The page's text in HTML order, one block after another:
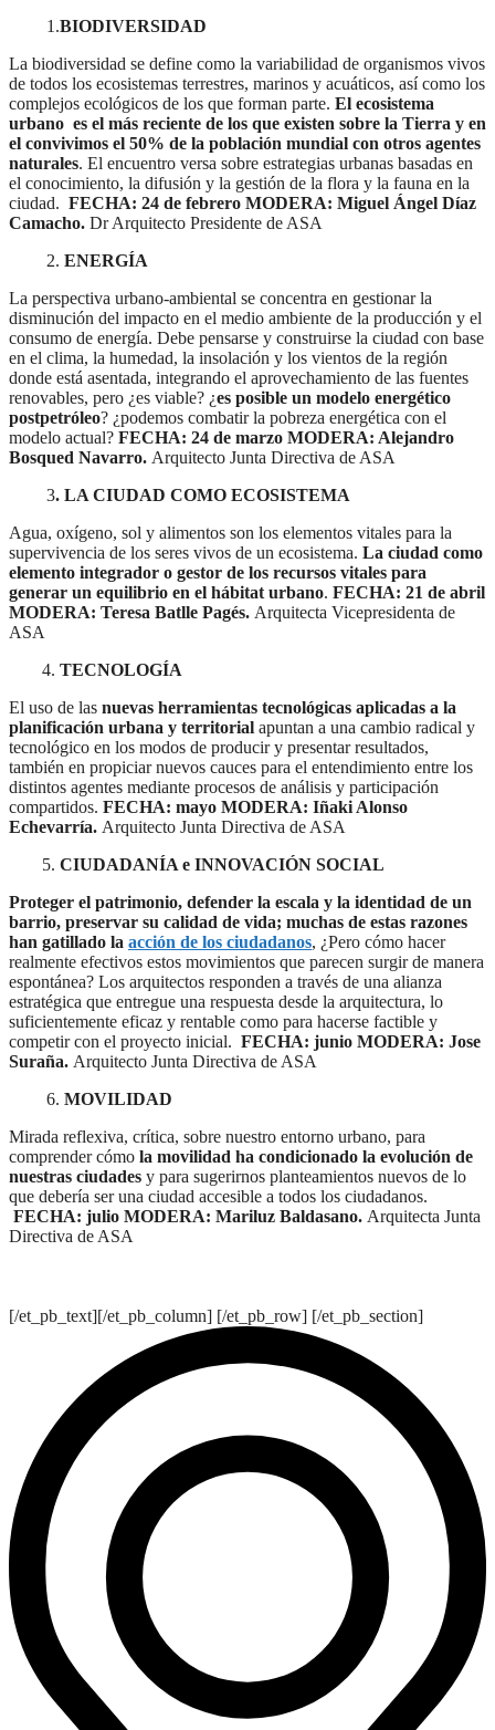
1.BIODIVERSIDAD
La biodiversidad se define como la variabilidad de organismos vivos
de todos los ecosistemas terrestres, marinos y acuáticos, así como los
complejos ecológicos de los que forman parte. El ecosistema
urbano es el más reciente de los que existen sobre la Tierra y en
el convivimos el 50% de la población mundial con otros agentes
naturales. El encuentro versa sobre estrategias urbanas basadas en
el conocimiento, la difusión y la gestión de la flora y la fauna en la
ciudad. FECHA: 24 de febrero MODERA: Miguel Ángel Díaz
Camacho. Dr Arquitecto Presidente de ASA
2. ENERGÍA
La perspectiva urbano-ambiental se concentra en gestionar la
disminución del impacto en el medio ambiente de la producción y el
consumo de energía. Debe pensarse y construirse la ciudad con base
en el clima, la humedad, la insolación y los vientos de la región
donde está asentada, integrando el aprovechamiento de las fuentes
renovables, pero ¿es viable? ¿es posible un modelo energético
postpetróleo? ¿podemos combatir la pobreza energética con el
modelo actual? FECHA: 24 de marzo MODERA: Alejandro
Bosqued Navarro. Arquitecto Junta Directiva de ASA
3. LA CIUDAD COMO ECOSISTEMA
Agua, oxígeno, sol y alimentos son los elementos vitales para la
supervivencia de los seres vivos de un ecosistema. La ciudad como
elemento integrador o gestor de los recursos vitales para
generar un equilibrio en el hábitat urbano. FECHA: 21 de abril
MODERA: Teresa Batlle Pagés. Arquitecta Vicepresidenta de
ASA
4. TECNOLOGÍA
El uso de las nuevas herramientas tecnológicas aplicadas a la
planificación urbana y territorial apuntan a una cambio radical y
tecnológico en los modos de producir y presentar resultados,
también en propiciar nuevos cauces para el entendimiento entre los
distintos agentes mediante procesos de análisis y participación
compartidos. FECHA: mayo MODERA: Iñaki Alonso
Echevarría. Arquitecto Junta Directiva de ASA
5. CIUDADANÍA e INNOVACIÓN SOCIAL
Proteger el patrimonio, defender la escala y la identidad de un
barrio, preservar su calidad de vida; muchas de estas razones
han gatillado la acción de los ciudadanos, ¿Pero cómo hacer
realmente efectivos estos movimientos que parecen surgir de manera
espontánea? Los arquitectos responden a través de una alianza
estratégica que entregue una respuesta desde la arquitectura, lo
suficientemente eficaz y rentable como para hacerse factible y
competir con el proyecto inicial. FECHA: junio MODERA: Jose
Suraña. Arquitecto Junta Directiva de ASA
6. MOVILIDAD
Mirada reflexiva, crítica, sobre nuestro entorno urbano, para
comprender cómo la movilidad ha condicionado la evolución de
nuestras ciudades y para sugerirnos planteamientos nuevos de lo
que debería ser una ciudad accesible a todos los ciudadanos.
FECHA: julio MODERA: Mariluz Baldasano. Arquitecta Junta
Directiva de ASA
[/et_pb_text][/et_pb_column] [/et_pb_row] [/et_pb_section]